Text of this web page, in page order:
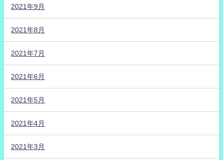
2021年9月
2021年8月
2021年7月
2021年6月
2021年5月
2021年4月
2021年3月